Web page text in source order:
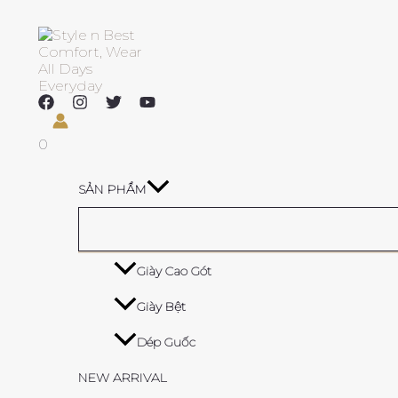
content
0
SẢN PHẨM
Giày Cao Gót
Giày Bệt
Dép Guốc
NEW ARRIVAL